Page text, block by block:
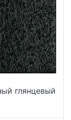
глянцевый